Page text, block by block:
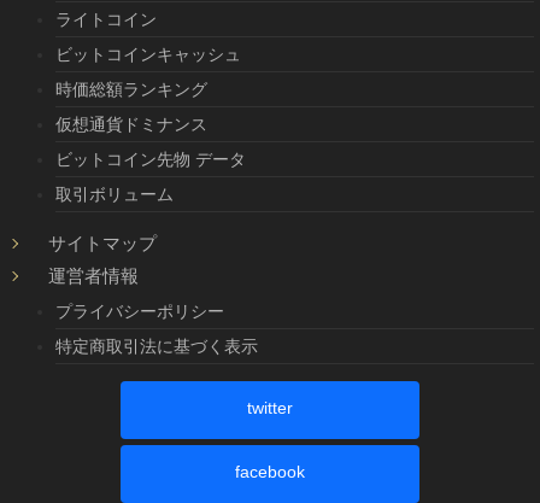
ライトコイン
ビットコインキャッシュ
時価総額ランキング
仮想通貨ドミナンス
ビットコイン先物 データ
取引ボリューム
サイトマップ
運営者情報
プライバシーポリシー
特定商取引法に基づく表示
twitter
facebook